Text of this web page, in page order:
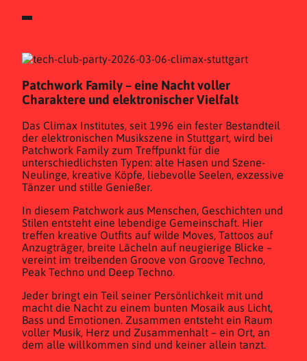
Patchwork Family – eine Nacht voller
Charaktere und elektronischer Vielfalt
Das Climax Institutes, seit 1996 ein fester Bestandteil
der elektronischen Musikszene in Stuttgart, wird bei
Patchwork Family zum Treffpunkt für die
unterschiedlichsten Typen: alte Hasen und Szene-
Neulinge, kreative Köpfe, liebevolle Seelen, exzessive
Tänzer und stille Genießer.
In diesem Patchwork aus Menschen, Geschichten und
Stilen entsteht eine lebendige Gemeinschaft. Hier
treffen kreative Outfits auf wilde Moves, Tattoos auf
Anzugträger, breite Lächeln auf neugierige Blicke –
vereint im treibenden Groove von Groove Techno,
Peak Techno und Deep Techno.
Jeder bringt ein Teil seiner Persönlichkeit mit und
macht die Nacht zu einem bunten Mosaik aus Licht,
Bass und Emotionen. Zusammen entsteht ein Raum
voller Musik, Herz und Zusammenhalt – ein Ort, an
dem alle willkommen sind und keiner allein tanzt.